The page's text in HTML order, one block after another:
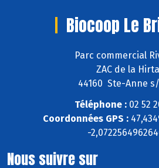
Biocoop Le
Parc commercial
ZAC de la
44160 Ste-Anne
Téléphone :02 52
Coordonnées GPS :
-
Nous suivre sur